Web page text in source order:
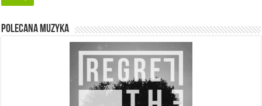
Polecana muzyka